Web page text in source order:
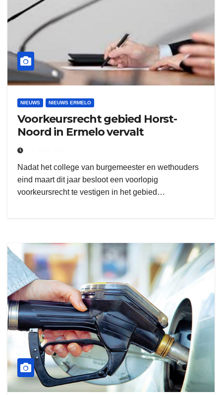
NIEUWS NIEUWS ERMELO
Voorkeursrecht gebied Horst-
Noord in Ermelo vervalt
Nadat het college van burgemeester en wethouders
eind maart dit jaar besloot een voorlopig
voorkeursrecht te vestigen in het gebied…